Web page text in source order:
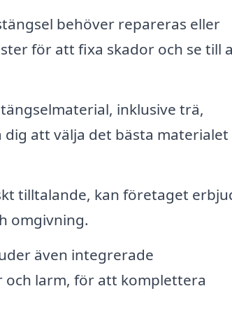
behöver repareras eller
för att fixa skador och se till
inklusive trä,
att välja det bästa
tilltalande, kan företaget
omgivning.
även integrerade
och larm, för att komplettera